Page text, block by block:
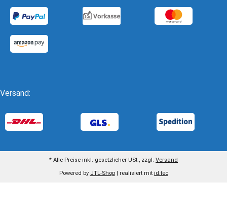
Versand:
* Alle Preise inkl. gesetzlicher USt., zzgl. Versand
Powered by JTL-Shop | realisiert mit jd.tec